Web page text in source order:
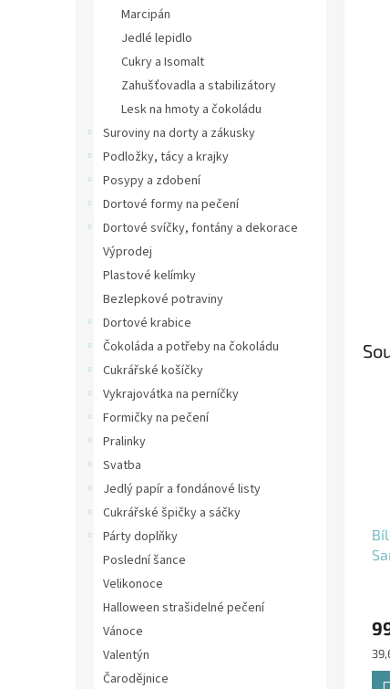
Marcipán
Jedlé lepidlo
Cukry a Isomalt
Zahušťovadla a stabilizátory
Lesk na hmoty a čokoládu
Suroviny na dorty a zákusky
Podložky, tácy a krajky
Posypy a zdobení
Dortové formy na pečení
Dortové svíčky, fontány a dekorace
Výprodej
Plastové kelímky
Bezlepkové potraviny
Dortové krabice
Čokoláda a potřeby na čokoládu
Cukrářské košíčky
Vykrajovátka na perníčky
Formičky na pečení
Pralinky
Svatba
Jedlý papír a fondánové listy
Cukrářské špičky a sáčky
Párty doplňky
Poslední šance
Velikonoce
Halloween strašidelné pečení
Vánoce
Valentýn
Čarodějnice